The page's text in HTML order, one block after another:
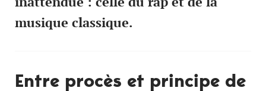
musique classique.
Entre procès et principe de